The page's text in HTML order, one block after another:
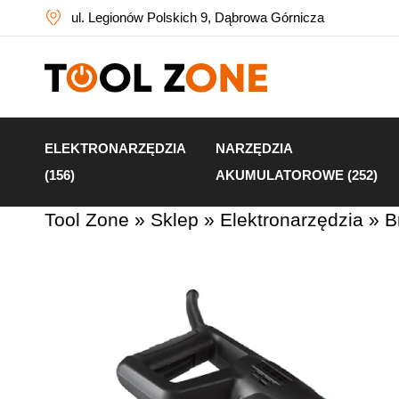
ul. Legionów Polskich 9, Dąbrowa Górnicza
ELEKTRONARZĘDZIA
(156)
NARZĘDZIA
AKUMULATOROWE (252)
Tool Zone » Sklep » Elektronarzędzia »